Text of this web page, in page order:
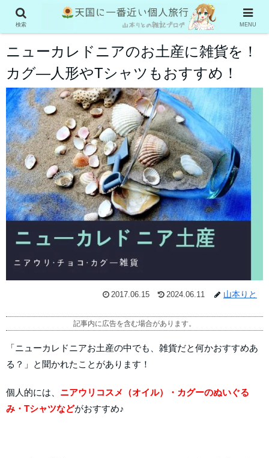
ニューカレドニア旅行
ニューカレドニアのお土産に雑貨を！
カグ―人形やTシャツもおすすめ！
2017.06.15 2024.06.11 山本りと
記事内に広告を含む場合があります。
「ニューカレドニアお土産の中でも、雑貨だと何かおすすめあ
る？」と聞かれたことがあります！
個人的には、 ニアウリコスメ（オイル）・カグーのぬいぐる
み・Tシャツなどがおすすめ♪
検索 MENU